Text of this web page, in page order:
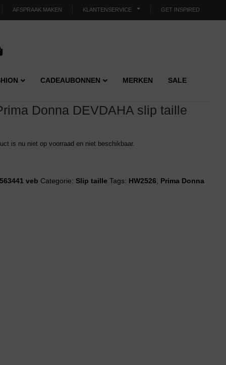
AFSPRAAK MAKEN KLANTENSERVICE GET INSPIRED
CADEAUBONNEN MERKEN SALE
Donna DEVDAHA slip taille
is nu niet op voorraad en niet beschikbaar.
veb Categorie:Slip taille Tags: HW2526 Prima Donna